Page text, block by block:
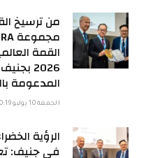
من ترسيخ
2026
المدعومة
الجمعة 10 يوليو 10:19 م
الرؤية
في جنيف: